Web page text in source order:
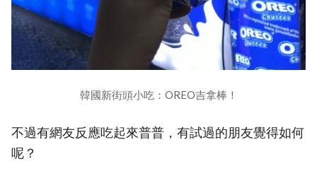
韓國新街頭小吃：OREO吉拿棒！
不過有網友反應吃起來普普，有試過的朋友覺得如何
呢？